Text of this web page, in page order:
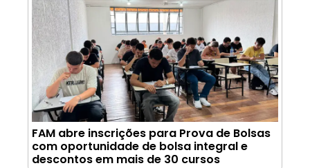
FAM abre inscrições para Prova de Bolsas
com oportunidade de bolsa integral e
descontos em mais de 30 cursos